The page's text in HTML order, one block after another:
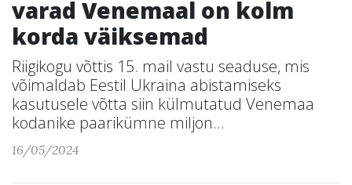
varad Venemaal on kolm
korda väiksemad
Riigikogu võttis 15. mail vastu seaduse, mis
võimaldab Eestil Ukraina abistamiseks
kasutusele võtta siin külmutatud Venemaa
kodanike paarikümne miljon...
16/05/2024